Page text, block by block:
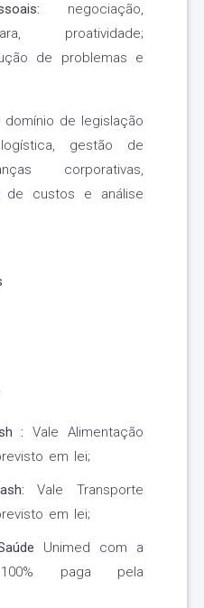
negociação,
proatividade;
de problemas e
domínio de legislação
gestão de
corporativas,
de custos e análise
: Vale Alimentação
em lei;
Vale Transporte
em lei;
Unimed com a
100% paga pela